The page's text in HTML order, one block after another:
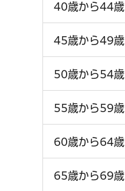
40歳から44歳
45歳から49歳
50歳から54歳
55歳から59歳
60歳から64歳
65歳から69歳